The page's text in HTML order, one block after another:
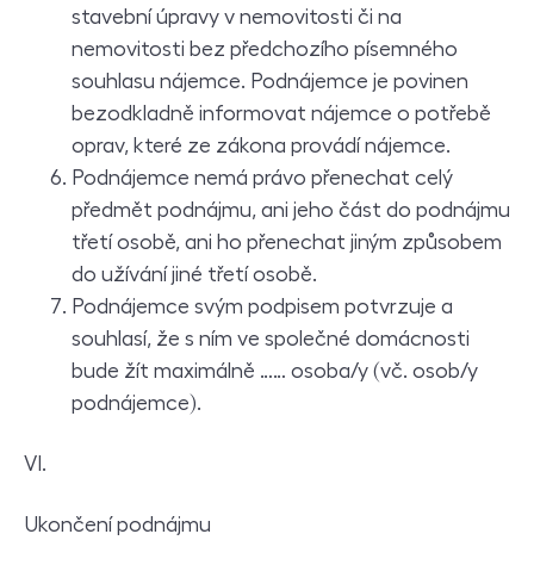
stavební úpravy v nemovitosti či na
nemovitosti bez předchozího písemného
souhlasu nájemce. Podnájemce je povinen
bezodkladně informovat nájemce o potřebě
oprav, které ze zákona provádí nájemce.
Podnájemce nemá právo přenechat celý
předmět podnájmu, ani jeho část do podnájmu
třetí osobě, ani ho přenechat jiným způsobem
do užívání jiné třetí osobě.
Podnájemce svým podpisem potvrzuje a
souhlasí, že s ním ve společné domácnosti
bude žít maximálně …… osoba/y (vč. osob/y
podnájemce).
VI.
Ukončení podnájmu